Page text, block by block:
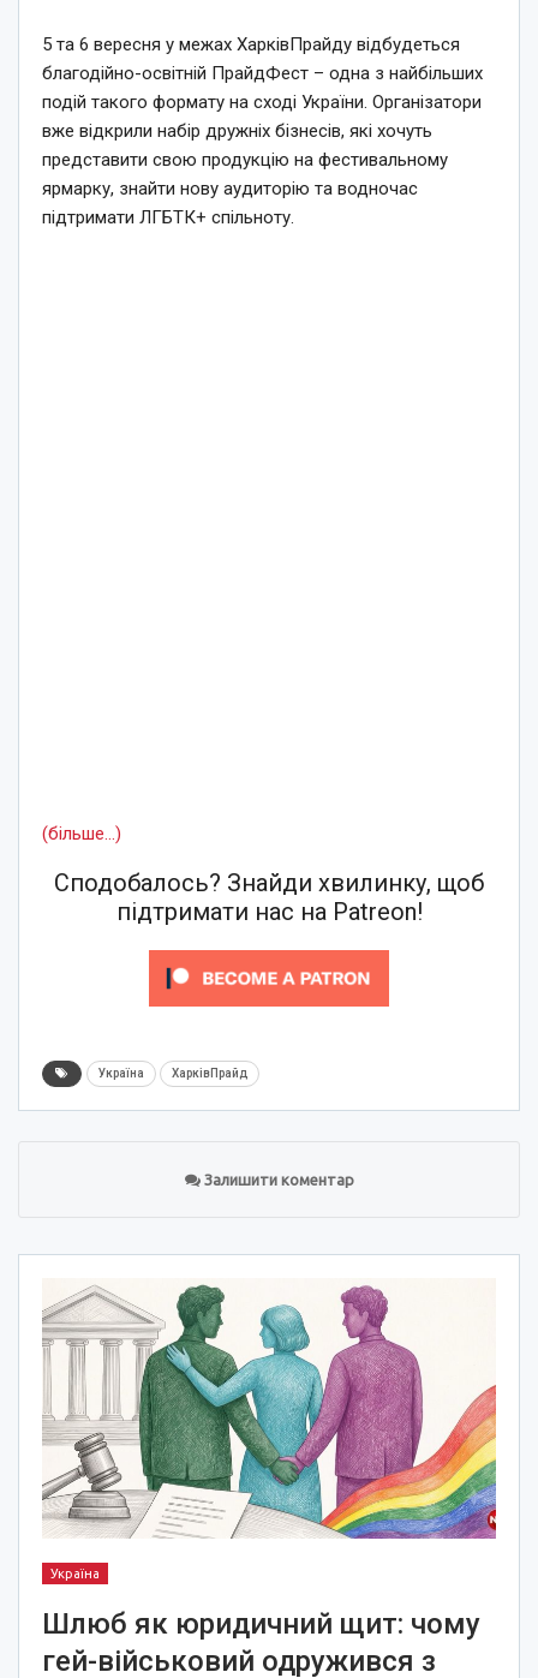
5 та 6 вересня у межах ХарківПрайду відбудеться
благодійно-освітній ПрайдФест – одна з найбільших
подій такого формату на сході України. Організатори
вже відкрили набір дружніх бізнесів, які хочуть
представити свою продукцію на фестивальному
ярмарку, знайти нову аудиторію та водночас
підтримати ЛГБТК+ спільноту.
(більше…)
Сподобалось? Знайди хвилинку, щоб
підтримати нас на Patreon!
Україна ХарківПрайд
Залишити коментар
Україна
Шлюб як юридичний щит: чому
гей-військовий одружився з